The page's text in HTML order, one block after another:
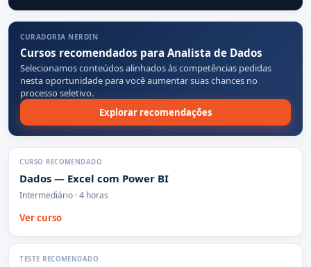
CURADORIA NERDIN
Cursos recomendados para Analista de Dados
Selecionamos conteúdos alinhados às competências pedidas
nesta oportunidade para você aumentar suas chances no
processo seletivo.
Explorar recomendações
CURSO RECOMENDADO
Dados — Excel com Power BI
Intermediário · 4 horas
Ver curso
TESTE RECOMENDADO